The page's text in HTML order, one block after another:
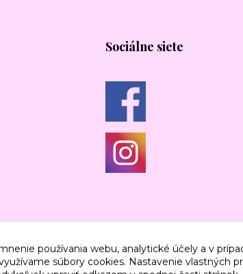
Sociálne siete
používania webu, analytické účely a v
súbory cookies. Nastavenie vlastných